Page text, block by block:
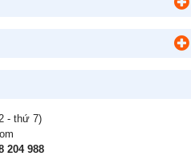
- thứ 7)
204 988